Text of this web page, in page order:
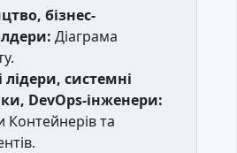
бізнес-
Діаграма
лідери, системні
DevOps-інженери:
Контейнерів та